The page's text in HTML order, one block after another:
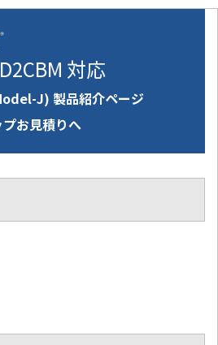
対応
J) 製品紹介ページ
お見積りへ